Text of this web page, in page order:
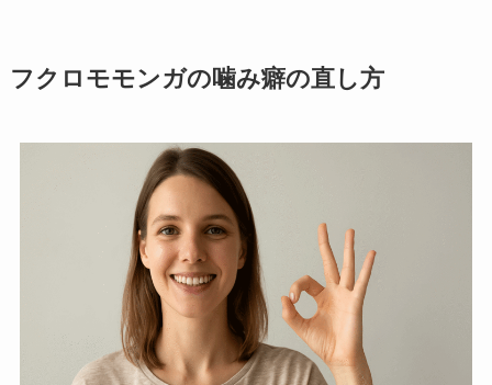
フクロモモンガの噛み癖の直し方